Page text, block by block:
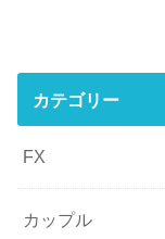
カテゴリー
FX
カップル